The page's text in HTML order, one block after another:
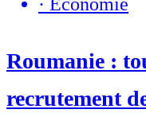
· Economie
Roumanie :
recrutement